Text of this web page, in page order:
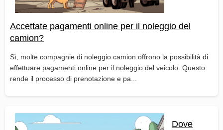
Accettate pagamenti online per il noleggio del
camion?
Sì, molte compagnie di noleggio camion offrono la possibilità di
effettuare pagamenti online per il noleggio del veicolo. Questo
rende il processo di prenotazione e pa...
Dove